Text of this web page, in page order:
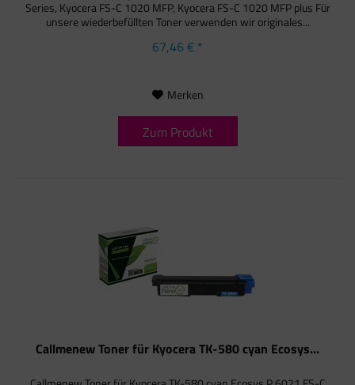
Series, Kyocera FS-C 1020 MFP, Kyocera FS-C 1020 MFP plus Für
unsere wiederbefüllten Toner verwenden wir originales...
67,46 € *
Merken
Zum Produkt
Callmenew Toner für Kyocera TK-580 cyan Ecosys...